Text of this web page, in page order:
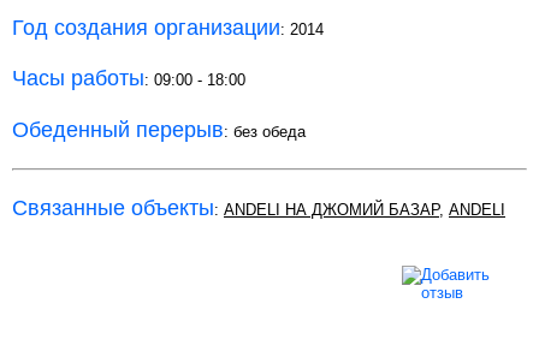
Год создания организации: 2014
Часы работы: 09:00 - 18:00
Обеденный перерыв: без обеда
Связанные объекты: ANDELI НА ДЖОМИЙ БАЗАР, ANDELI